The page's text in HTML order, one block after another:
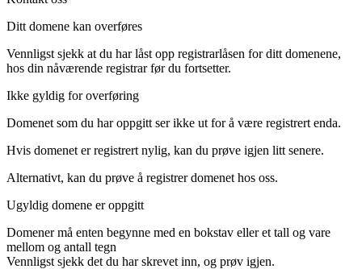
Ditt domene kan overføres
Vennligst sjekk at du har låst opp registrarlåsen for ditt domenene,
hos din nåværende registrar før du fortsetter.
Ikke gyldig for overføring
Domenet som du har oppgitt ser ikke ut for å være registrert enda.
Hvis domenet er registrert nylig, kan du prøve igjen litt senere.
Alternativt, kan du prøve å registrer domenet hos oss.
Ugyldig domene er oppgitt
Domener må enten begynne med en bokstav eller et tall og vare
mellom og antall tegn
Vennligst sjekk det du har skrevet inn, og prøv igjen.